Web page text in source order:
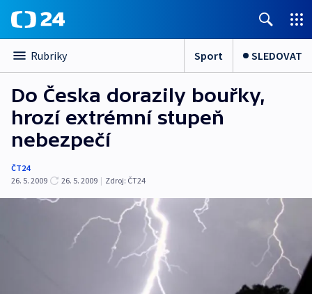
Rubriky Sport SLEDOVAT
Do Česka dorazily bouřky,
hrozí extrémní stupeň
nebezpečí
ČT24
26. 5. 2009
26. 5. 2009 | Zdroj: ČT24